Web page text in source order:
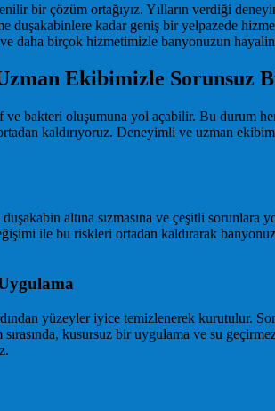
bir çözüm ortağıyız. Yılların verdiği
duşakabinlere kadar geniş bir yelpazede
daha birçok hizmetimizle banyonuzun
Ekibimizle Sorunsuz
ve bakteri oluşumuna yol açabilir. Bu durum
kaldırıyoruz. Deneyimli ve uzman
altına sızmasına ve çeşitli
ile bu riskleri ortadan kaldırarak
yüzeyler iyice temizlenerek kurutulur.
kusursuz bir uygulama ve su